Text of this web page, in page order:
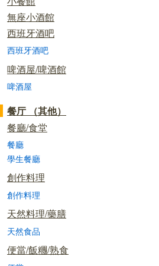
無座小酒館
西班牙酒吧
西班牙酒吧
啤酒屋/啤酒館
啤酒屋
餐厅 （其他）
餐廳/食堂
餐廳
學生餐廳
創作料理
創作料理
天然料理/藥膳
天然食品
便當/飯糰/熟食